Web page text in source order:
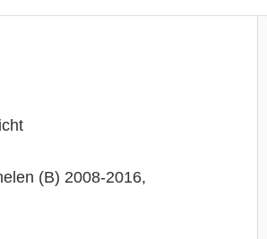
(B) 2008-2016,